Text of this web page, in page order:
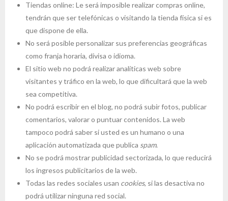
Tiendas online: Le será imposible realizar compras online,
tendrán que ser telefónicas o visitando la tienda física si es
que dispone de ella.
No será posible personalizar sus preferencias geográficas
como franja horaria, divisa o idioma.
El sitio web no podrá realizar analíticas web sobre
visitantes y tráfico en la web, lo que dificultará que la web
sea competitiva.
No podrá escribir en el blog, no podrá subir fotos, publicar
comentarios, valorar o puntuar contenidos. La web
tampoco podrá saber si usted es un humano o una
aplicación automatizada que publica spam.
No se podrá mostrar publicidad sectorizada, lo que reducirá
los ingresos publicitarios de la web.
Todas las redes sociales usan cookies, si las desactiva no
podrá utilizar ninguna red social.